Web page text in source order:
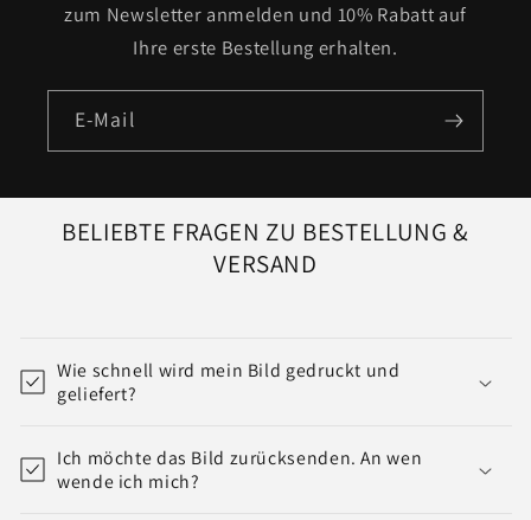
zum Newsletter anmelden und 10% Rabatt auf
Ihre erste Bestellung erhalten.
E-Mail
BELIEBTE FRAGEN ZU BESTELLUNG &
VERSAND
Wie schnell wird mein Bild gedruckt und
geliefert?
Ich möchte das Bild zurücksenden. An wen
wende ich mich?